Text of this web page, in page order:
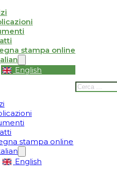
stampa online
English
stampa online
English
Cerca
raccolta